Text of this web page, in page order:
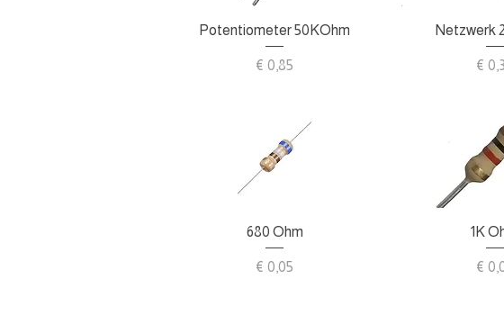
Schnellansicht
Potentiometer 50KOhm
Preis
€ 0,85
Netzwerk
€
Schnellansicht
680 Ohm
Preis
€ 0,05
1K
€